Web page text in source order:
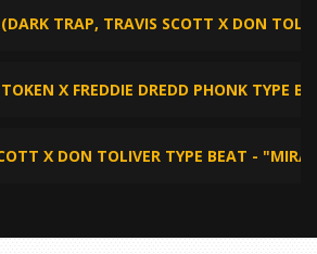
(DARK TRAP, TRAVIS SCOTT X DON
X FREDDIE DREDD PHONK TYPE
X DON TOLIVER TYPE BEAT -